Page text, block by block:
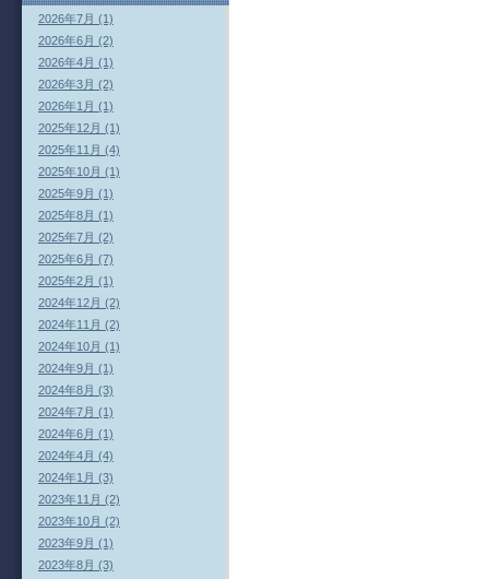
2026年7月 (1)
2026年6月 (2)
2026年4月 (1)
2026年3月 (2)
2026年1月 (1)
2025年12月 (1)
2025年11月 (4)
2025年10月 (1)
2025年9月 (1)
2025年8月 (1)
2025年7月 (2)
2025年6月 (7)
2025年2月 (1)
2024年12月 (2)
2024年11月 (2)
2024年10月 (1)
2024年9月 (1)
2024年8月 (3)
2024年7月 (1)
2024年6月 (1)
2024年4月 (4)
2024年1月 (3)
2023年11月 (2)
2023年10月 (2)
2023年9月 (1)
2023年8月 (3)